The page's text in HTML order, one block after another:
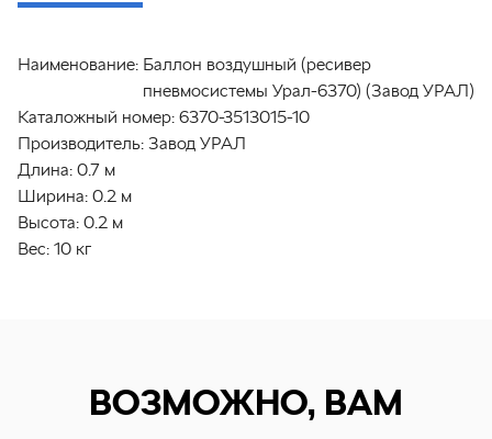
Наименование: Баллон воздушный (ресивер
пневмосистемы Урал-6370) (Завод УРАЛ)
Каталожный номер: 6370-3513015-10
Производитель: Завод УРАЛ
Длина: 0.7 м
Ширина: 0.2 м
Высота: 0.2 м
Вес: 10 кг
ВОЗМОЖНО, ВАМ